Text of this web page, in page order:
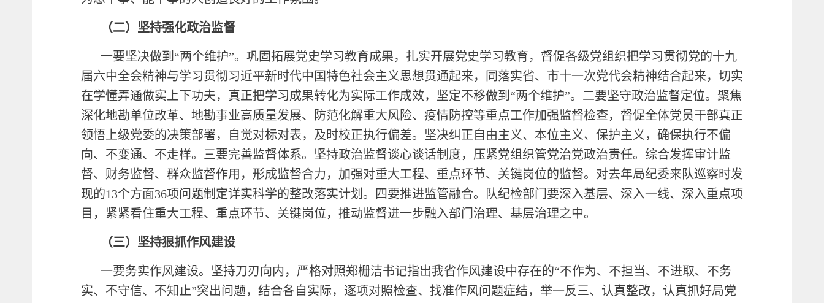
（二） 坚持强化政治监督
一要坚决做到“两个维护”。巩固拓展党史学习教育成果，扎实开展党史学习教育，督促各级党组织把学习贯彻党的十九
届六中全会精神与学习贯彻习近平新时代中国特色社会主义思想贯通起来，同落实省、市十一次党代会精神结合起来，切实
在学懂弄通做实上下功夫，真正把学习成果转化为实际工作成效，坚定不移做到“两个维护”。二要坚守政治监督定位。聚焦
深化地勘单位改革、地勘事业高质量发展、防范化解重大风险、疫情防控等重点工作加强监督检查，督促全体党员干部真正
领悟上级党委的决策部署，自觉对标对表，及时校正执行偏差。坚决纠正自由主义、本位主义、保护主义，确保执行不偏
向、不变通、不走样。三要完善监督体系。坚持政治监督谈心谈话制度，压紧党组织管党治党政治责任。综合发挥审计监
督、财务监督、群众监督作用，形成监督合力，加强对重大工程、重点环节、关键岗位的监督。对去年局纪委来队巡察时发
现的13个方面36项问题制定详实科学的整改落实计划。四要推进监管融合。队纪检部门要深入基层、深入一线、深入重点项
目，紧紧看住重大工程、重点环节、关键岗位，推动监督进一步融入部门治理、基层治理之中。
（三） 坚持狠抓作风建设
一要务实作风建设。坚持刀刃向内，严格对照郑栅洁书记指出我省作风建设中存在的“不作为、不担当、不进取、不务
实、不守信、不知止”突出问题，结合各自实际，逐项对照检查、找准作风问题症结，举一反三、认真整改，认真抓好局党